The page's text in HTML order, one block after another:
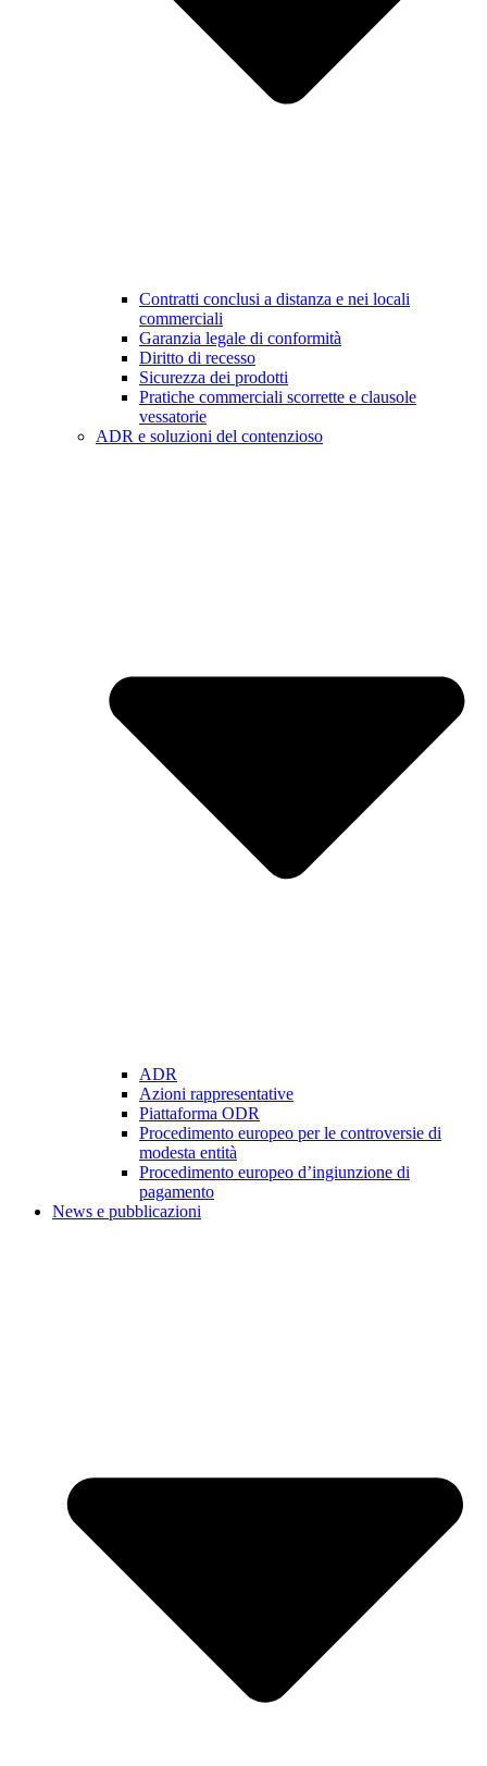
Contratti conclusi a distanza e nei locali
commerciali
Garanzia legale di conformità
Diritto di recesso
Sicurezza dei prodotti
Pratiche commerciali scorrette e clausole
vessatorie
ADR e soluzioni del contenzioso
ADR
Azioni rappresentative
Piattaforma ODR
Procedimento europeo per le controversie di
modesta entità
Procedimento europeo d’ingiunzione di
pagamento
News e pubblicazioni